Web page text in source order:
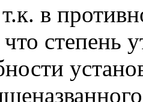
в
степень